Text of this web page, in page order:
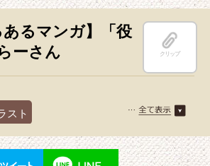
あるマンガ】「役
ーさん
クリップ
スト